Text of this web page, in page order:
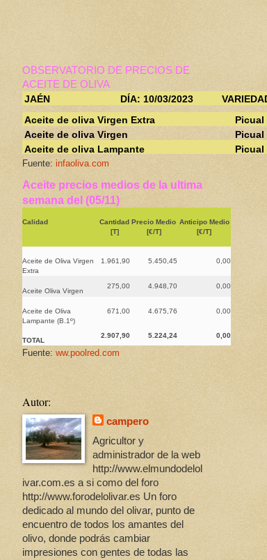
OBSERVATORIO DE PRECIOS DE
ACEITE DE OLIVA
JAÉN
DÍA: 10/03/2023
Aceite de oliva Virgen Extra
Picual
Aceite de oliva Virgen
Picual
Aceite de oliva Lampante
Picual
Fuente: infaoliva.com
Aceite precios medios de la ultima
semana del (05/11)
Calidad
Cantidad
[T]
Precio Medio
[€/T]
Anticipo Medio
[€/T]
Aceite de Oliva Virgen
Extra
1.961,90 5.450,45 0,00
Aceite Oliva Virgen
275,00 4.948,70 0,00
Aceite de Oliva
Lampante (B.1º)
671,00 4.675,76 0,00
TOTAL
2.907,90 5.224,24 0,00
Fuente: ww.poolred.com
Autor:
campero
Agricultor y
administrador de la web
http://www.elmundodelol
ivar.com.es a si como del foro
http://www.forodelolivar.es Un foro
dedicado al mundo del olivar, punto de
encuentro de todos los amantes del
olivo, donde podrás cambiar
impresiones con gentes de todas las